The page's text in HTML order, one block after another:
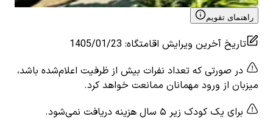
راهنمای تقویم
تاریخ آخرین ویرایش اقامتگاه:
1405/01/23
در صورتی که تعداد نفرات بیش از ظرفیت اعلام‌شده باشد،
میزبان از ورود مهمانان ممانعت خواهد کرد.
برای یک کودک زیر ۵ سال هزینه دریافت نمی‌شود.